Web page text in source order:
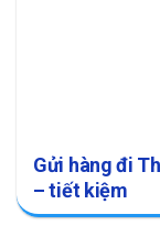
Gửi hàng đi
– tiết kiệm